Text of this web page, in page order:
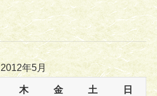
2012年5月
木 金 土 日